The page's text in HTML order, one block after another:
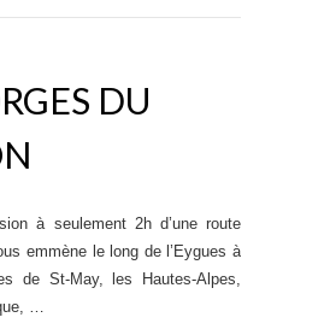
DU
à seulement 2h d’une route
emmène le long de l’Eygues à
de St-May, les Hautes-Alpes,
…